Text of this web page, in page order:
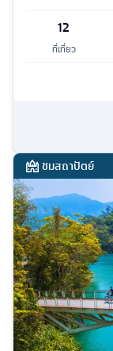
12
ที่เที่ยว
ชมสถาปัตย์